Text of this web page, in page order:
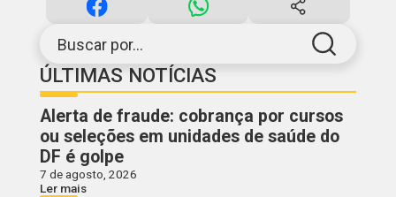
Buscar por...
ÚLTIMAS NOTÍCIAS
Alerta de fraude: cobrança por cursos
ou seleções em unidades de saúde do
DF é golpe
7 de agosto, 2026
Ler mais